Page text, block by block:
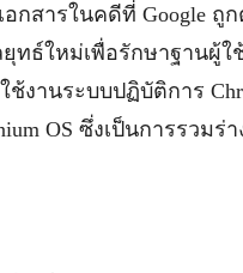
กสารในคดีที่ Google ถู
ยุทธ์ใหม่เพื่อรักษาฐานผู้ใ
งานระบบปฏิบัติการ
OS ซึ่งเป็นการรวมร่า